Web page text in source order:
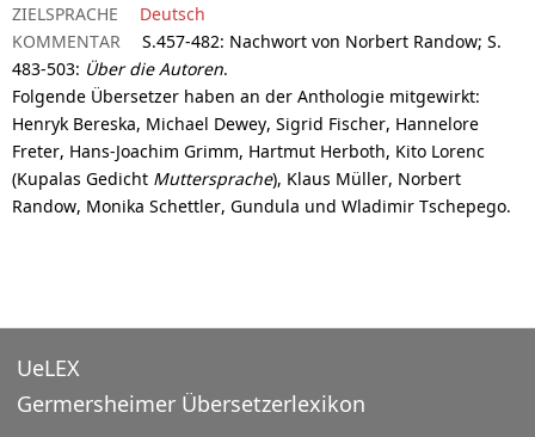
ZIELSPRACHE
Deutsch
KOMMENTAR
S.457-482: Nachwort von Norbert Randow; S.
483-503: Über die Autoren.
Folgende Übersetzer haben an der Anthologie mitgewirkt:
Henryk Bereska, Michael Dewey, Sigrid Fischer, Hannelore
Freter, Hans-Joachim Grimm, Hartmut Herboth, Kito Lorenc
(Kupalas Gedicht Muttersprache), Klaus Müller, Norbert
Randow, Monika Schettler, Gundula und Wladimir Tschepego.
UeLEX
Germersheimer Übersetzerlexikon